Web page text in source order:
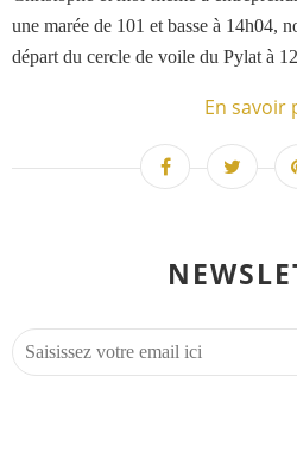
une marée de 101 et basse à 14h04,
départ du cercle de voile du Pylat à
En savoir